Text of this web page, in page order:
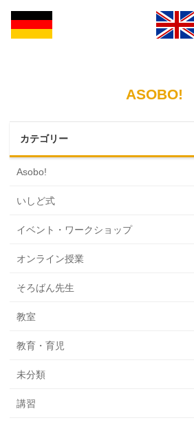
ASOBO!
カテゴリー
Asobo!
いしど式
イベント・ワークショップ
オンライン授業
そろばん先生
教室
教育・育児
未分類
講習